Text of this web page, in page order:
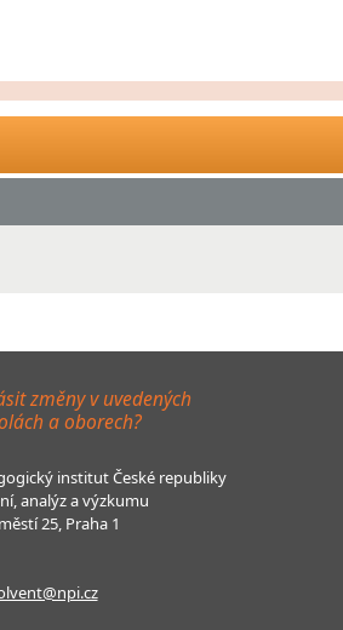
změny v uvedených
a oborech?
institut České republiky
analýz a výzkumu
25, Praha 1